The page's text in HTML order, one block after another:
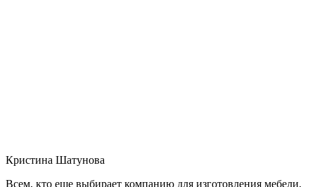
Кристина Шатунова
Всем, кто еще выбирает компанию для изготовления мебели,